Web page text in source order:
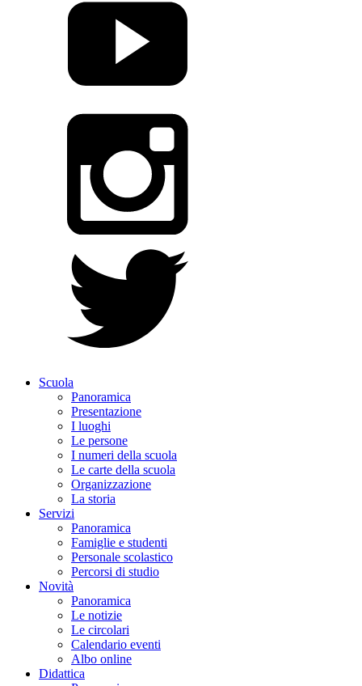
Scuola
Panoramica
Presentazione
I luoghi
Le persone
I numeri della scuola
Le carte della scuola
Organizzazione
La storia
Servizi
Panoramica
Famiglie e studenti
Personale scolastico
Percorsi di studio
Novità
Panoramica
Le notizie
Le circolari
Calendario eventi
Albo online
Didattica